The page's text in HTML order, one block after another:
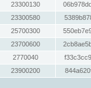
23300130
23300580
25700300
23700600
2770040
23900200